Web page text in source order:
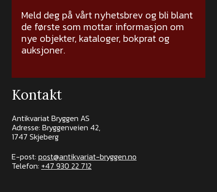
Meld deg på vårt nyhetsbrev og bli blant
de første som mottar informasjon om
nye objekter, kataloger, bokprat og
auksjoner.
Kontakt
Antikvariat Bryggen AS
Adresse: Bryggenveien 42,
1747 Skjeberg
E-post: post@antikvariat-bryggen.no
Telefon: +47 930 22 712